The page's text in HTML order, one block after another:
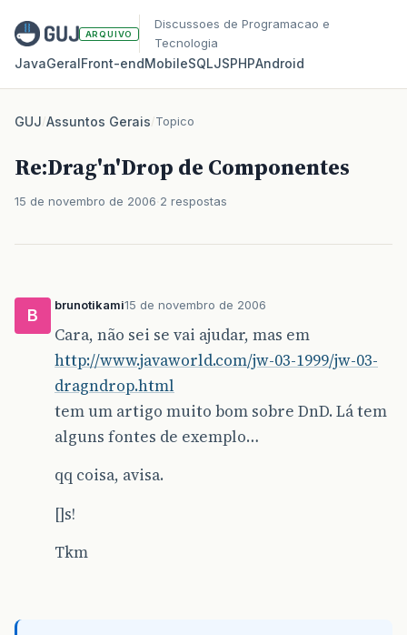
ARQUIVO
Discussoes de Programacao e
Tecnologia
JavaGeralFront‑endMobileSQLJSPHPAndroid
GUJ/Assuntos Gerais/Topico
Re:Drag'n'Drop de Componentes
15 de novembro de 2006 2 respostas
B
brunotikami15 de novembro de 2006
Cara, não sei se vai ajudar, mas em
http://www.javaworld.com/jw-03-1999/jw-03-
dragndrop.html
tem um artigo muito bom sobre DnD. Lá tem
alguns fontes de exemplo…
qq coisa, avisa.
[]s!
Tkm